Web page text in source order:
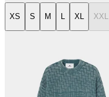
XS S M L XL XXL